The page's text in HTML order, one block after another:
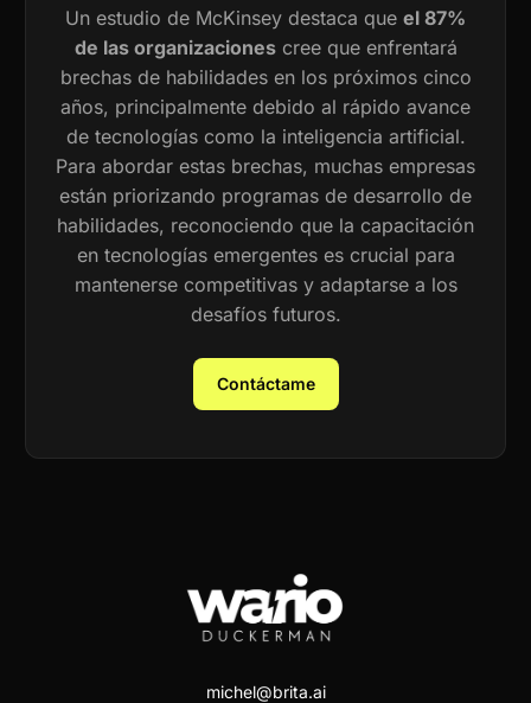
Un estudio de McKinsey destaca que el 87%
de las organizacionescree que enfrentará
brechas de habilidades en los próximos cinco
años, principalmente debido al rápido avance
de tecnologías como la inteligencia artificial.
Para abordar estas brechas, muchas empresas
están priorizando programas de desarrollo de
habilidades, reconociendo que la capacitación
en tecnologías emergentes es crucial para
mantenerse competitivas y adaptarse a los
desafíos futuros.
Contáctame
michel@brita.ai